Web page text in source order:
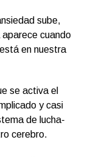
sube,
cuando
en nuestra
se activa el
y casi
de lucha-
cerebro.